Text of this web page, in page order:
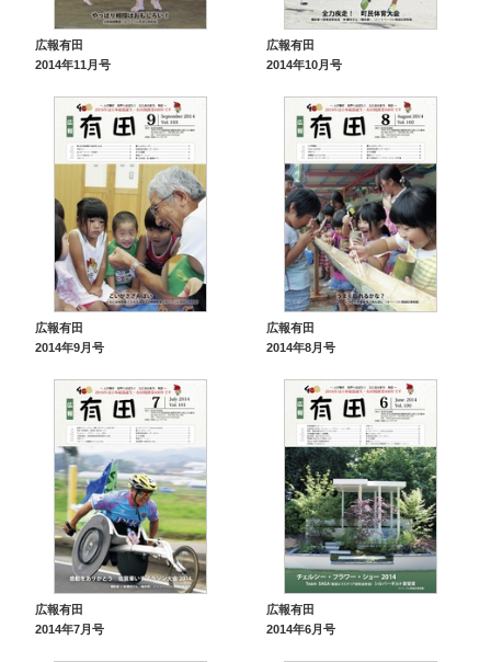
広報有田
2014年11月号
広報有田
2014年10月号
広報有田
2014年9月号
広報有田
2014年8月号
広報有田
2014年7月号
広報有田
2014年6月号